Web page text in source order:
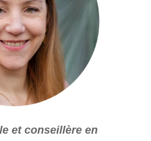
et conseillère en